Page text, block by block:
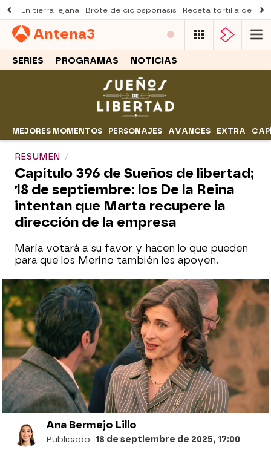
En tierra lejana Brote de ciclosporiasis Receta tortilla de
Antena3
SERIES PROGRAMAS NOTICIAS
MEJORES MOMENTOS PERSONAJES AVANCES EXTRA
RESUMEN
Capítulo 396 de Sueños de libertad;
18 de septiembre: los De la Reina
intentan que Marta recupere la
dirección de la empresa
María votará a su favor y hacen lo que pueden
para que los Merino también les apoyen.
Marta advierte a su padre de las
verdaderas intenciones de don Pedro
para asegurarse la dirección de la
empresa
Ana Bermejo Lillo
Publicado: 18 de septiembre de 2025, 17:00